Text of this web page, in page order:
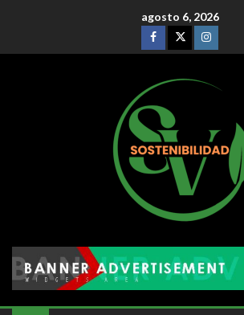
agosto 6, 2026